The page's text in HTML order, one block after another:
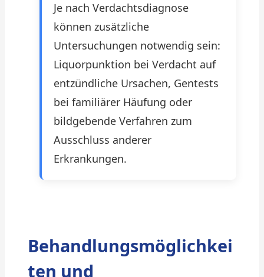
Je nach Verdachtsdiagnose
können zusätzliche
Untersuchungen notwendig sein:
Liquorpunktion bei Verdacht auf
entzündliche Ursachen, Gentests
bei familiärer Häufung oder
bildgebende Verfahren zum
Ausschluss anderer
Erkrankungen.
Behandlungsmöglichkei
ten und